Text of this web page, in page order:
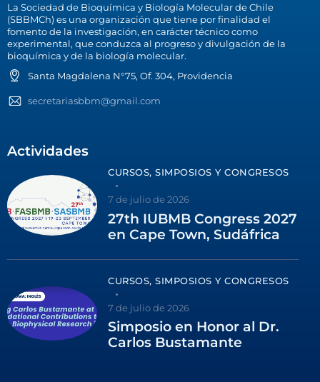
La Sociedad de Bioquímica y Biología Molecular de Chile
(SBBMCh) es una organización que tiene por finalidad el
fomento de la investigación, en carácter técnico como
experimental, que conduzca al progreso y divulgación de la
bioquímica y de la biología molecular.
Santa Magdalena N°75, Of. 304, Providencia
secretariasbbm@gmail.com
Actividades
CURSOS, SIMPOSIOS Y CONGRESOS
7 de julio de 2026
27th IUBMB Congress 2027
en Cape Town, Sudáfrica
CURSOS, SIMPOSIOS Y CONGRESOS
7 de julio de 2026
Simposio en Honor al Dr.
Carlos Bustamante